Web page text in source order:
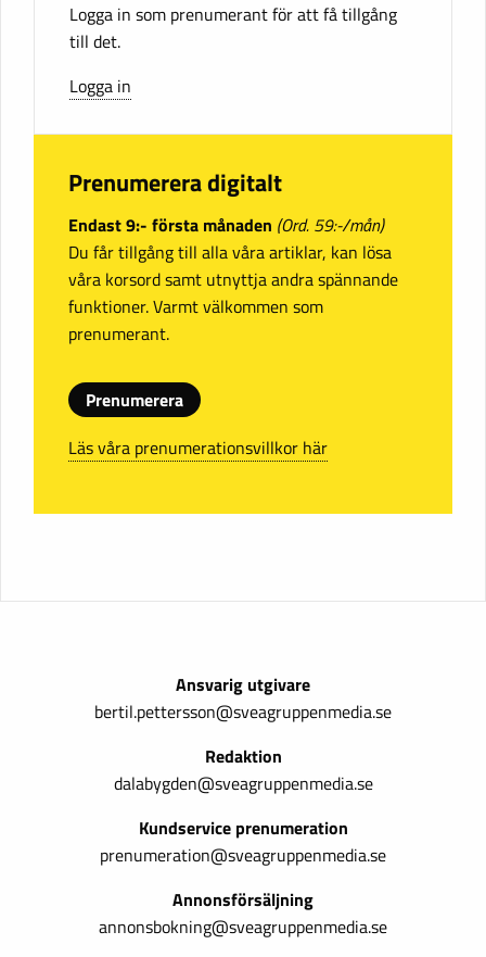
Logga in som prenumerant för att få tillgång
till det.
Logga in
Prenumerera digitalt
Endast 9:- första månaden (Ord. 59:-/mån)
Du får tillgång till alla våra artiklar, kan lösa
våra korsord samt utnyttja andra spännande
funktioner. Varmt välkommen som
prenumerant.
Prenumerera
Läs våra prenumerationsvillkor här
Ansvarig utgivare
bertil.pettersson@sveagruppenmedia.se
Redaktion
dalabygden@sveagruppenmedia.se
Kundservice prenumeration
prenumeration@sveagruppenmedia.se
Annonsförsäljning
annonsbokning@sveagruppenmedia.se